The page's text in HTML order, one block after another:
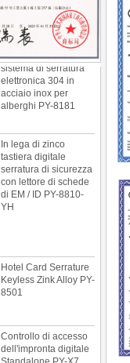
albergo motel PY-
8392
sistema di serratura
elettronica 304 in
acciaio inox per
alberghi PY-8181
tastiera digitale
serratura di sicurezza
con lettore di schede
di EM / ID PY-8810-
YH
Keyless Zink Alloy PY-
8501
dell'impronta digitale
Standalone PY-X7